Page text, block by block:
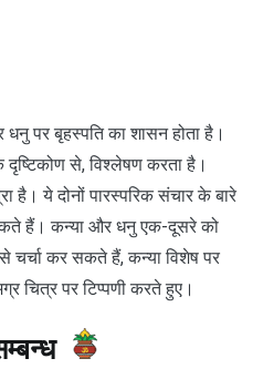
पर बृहस्पति का शासन होता है।
से, विश्लेषण करता है।
है। ये दोनों पारस्परिक संचार के बारे
हैं। कन्या और धनु एक-दूसरे को
चर्चा कर सकते हैं, कन्या विशेष पर
चित्र पर टिप्पणी करते हुए।